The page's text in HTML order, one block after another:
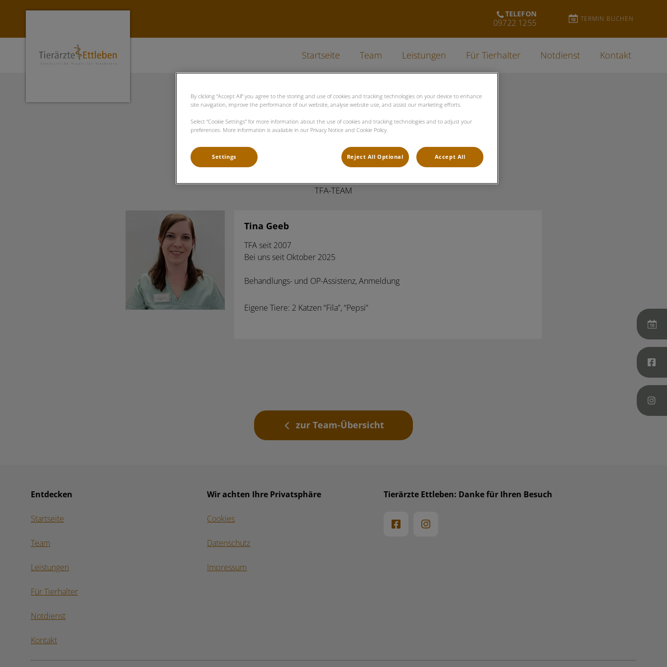
Homepage Tierärzte Ettleben
TELEFON
09722 1255 TERMIN BUCHEN
Startseite Team Leistungen Für Tierhalter Notdienst Kontakt
Tina Geeb
TFA-TEAM
Tina Geeb
TFA seit 2007
Bei uns seit Oktober 2025
Behandlungs- und OP-Assistenz, Anmeldung
Eigene Tiere: 2 Katzen “Fila”, “Pepsi”
zur Team-Übersicht
Entdecken
Startseite
Team
Leistungen
Für Tierhalter
Notdienst
Kontakt
Wir achten Ihre Privatsphäre
Cookies
Datenschutz
Impressum
Tierärzte Ettleben: Danke für Ihren Besuch
By clicking “Accept All” you agree to the storing and use of cookies and tracking technologies on your device to enhance
site navigation, improve the performance of our website, analyse website use, and assist our marketing efforts.
Select “Cookie Settings” for more information about the use of cookies and tracking technologies and to adjust your
preferences. More information is available in our Privacy Notice and Cookie Policy.
Settings Reject All Optional Accept All